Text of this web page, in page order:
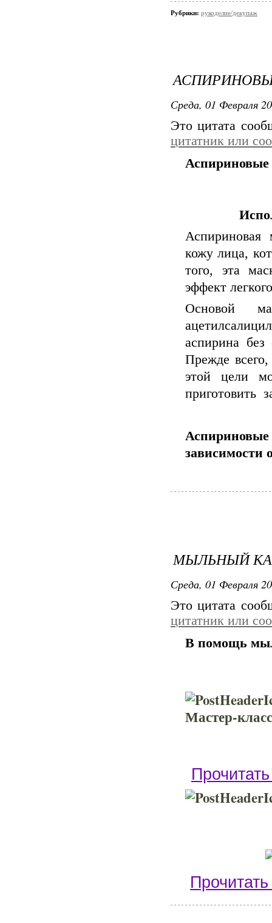
Рубрики: рукоделие/декупаж
Среда, 01 Февраля
Это цитата
цитатник или
Аспириновые
кожу лица,
того, эта
эффект
Основой
аспирина без
Прежде
этой цели
приготовить
зависимости
МЫЛЬНЫЙ
Среда, 01 Февраля
Это цитата
цитатник или
В помощь
Мастер-класс